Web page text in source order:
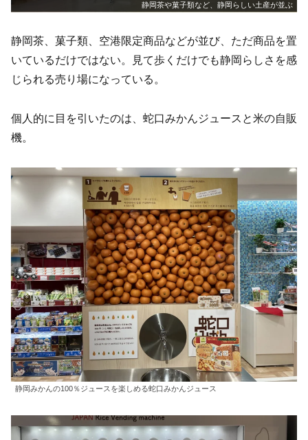
静岡茶や菓子類など、静岡らしい土産が並ぶ
静岡茶、菓子類、空港限定商品などが並び、ただ商品を置
いているだけではない。見て歩くだけでも静岡らしさを感
じられる売り場になっている。
個人的に目を引いたのは、蛇口みかんジュースと米の自販
機。
静岡みかんの100％ジュースを楽しめる蛇口みかんジュース